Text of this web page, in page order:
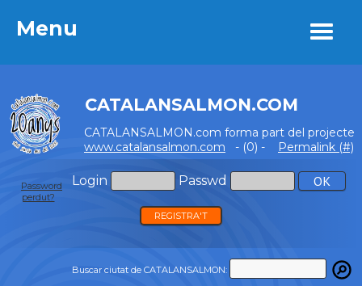
Menu
CATALANSALMON.COM
CATALANSALMON.com forma part del projecte
www.catalansalmon.com - (0) - Permalink (#)
Login Passwd
Password
perdut?
REGISTRA'T
Buscar ciutat de CATALANSALMON:
Menu